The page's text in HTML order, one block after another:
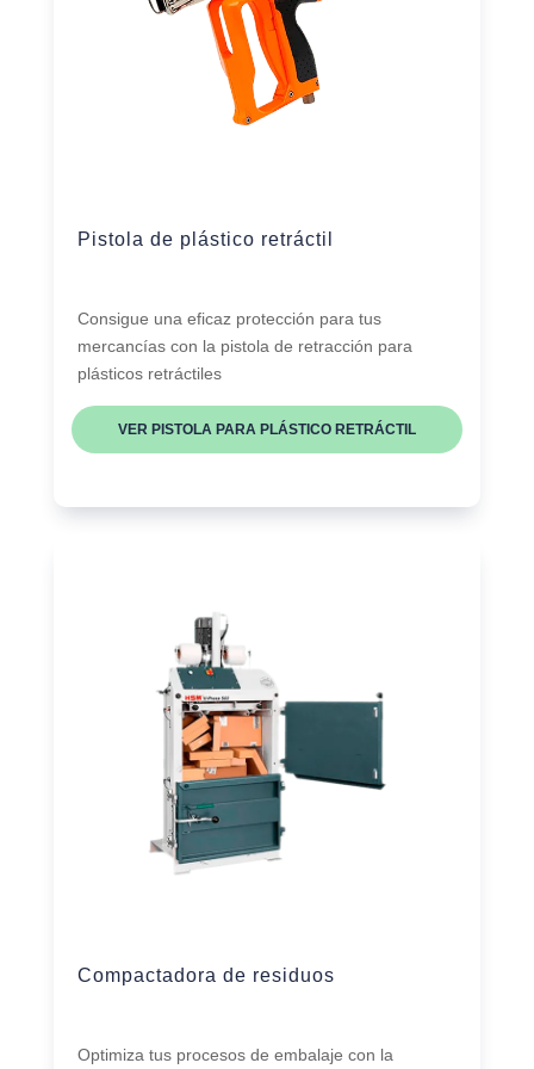
Pistola de plástico retráctil
Consigue una eficaz protección para tus
mercancías con la pistola de retracción para
plásticos retráctiles
VER PISTOLA PARA PLÁSTICO RETRÁCTIL
Compactadora de residuos
Optimiza tus procesos de embalaje con la